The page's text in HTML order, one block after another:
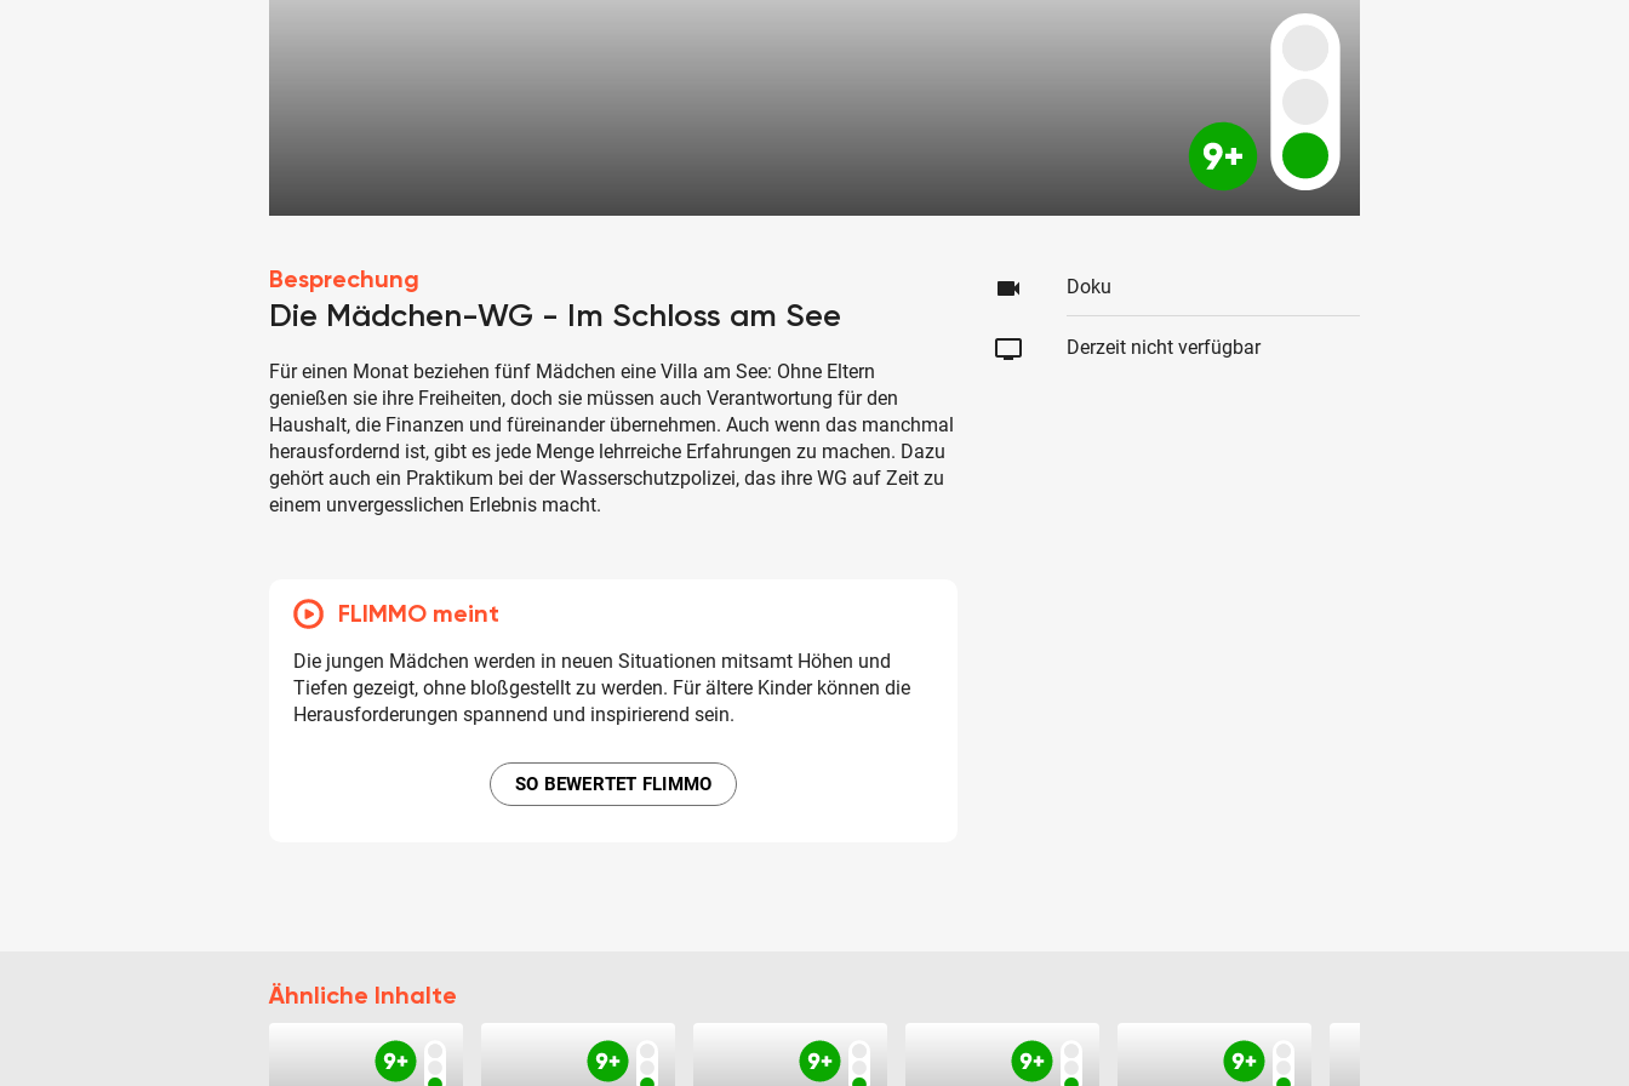
Besprechung
Die Mädchen-WG - Im Schloss am See
Für einen Monat beziehen fünf Mädchen eine Villa am See: Ohne Eltern
genießen sie ihre Freiheiten, doch sie müssen auch Verantwortung für den
Haushalt, die Finanzen und füreinander übernehmen. Auch wenn das manchmal
herausfordernd ist, gibt es jede Menge lehrreiche Erfahrungen zu machen. Dazu
gehört auch ein Praktikum bei der Wasserschutzpolizei, das ihre WG auf Zeit zu
einem unvergesslichen Erlebnis macht.
FLIMMO meint
Die jungen Mädchen werden in neuen Situationen mitsamt Höhen und
Tiefen gezeigt, ohne bloßgestellt zu werden. Für ältere Kinder können die
Herausforderungen spannend und inspirierend sein.
SO BEWERTET FLIMMO
videocam Doku
tv Derzeit nicht verfügbar
Ähnliche Inhalte